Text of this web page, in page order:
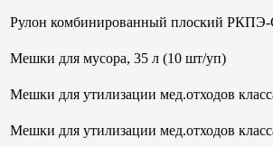
Рулон комбинированный плоский
Мешки для мусора, 35 л (10 шт/уп)
Мешки для утилизации мед.отходов
Мешки для утилизации мед.отходов